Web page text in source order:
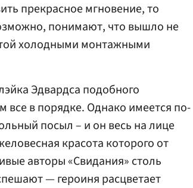
прекрасное мгновение, то
понимают, что вышло не
холодными монтажными
Эдвардса подобного
все в порядке. Однако имеется по-
посыл – и он весь на лице
красота которого от
авторы «Свидания» столь
— героиня расцветает